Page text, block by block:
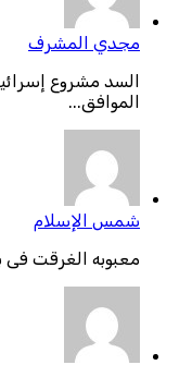
مجدي المشرف
الموافق...
شمس الإسلام
معبوبه الغرقت فى